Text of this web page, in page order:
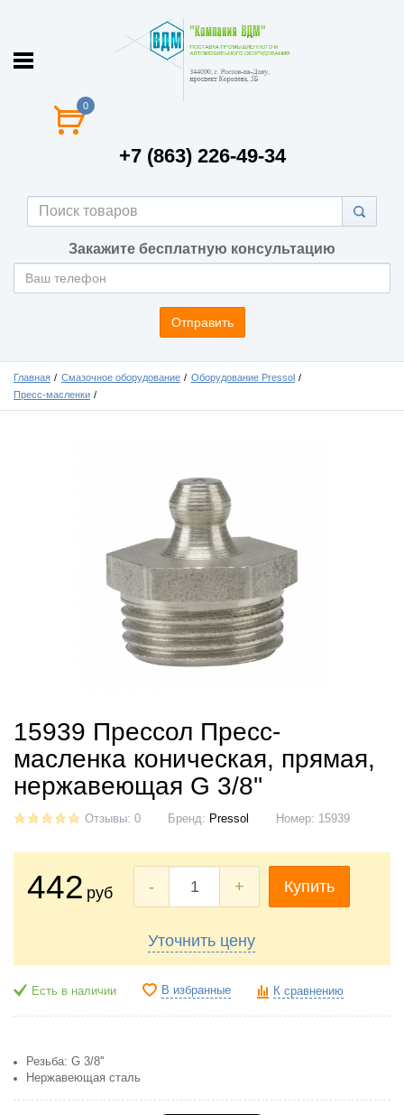
0
+7 (863) 226-49-34
Закажите бесплатную консультацию
Отправить
Главная Смазочное оборудование
Оборудование Pressol
Пресс-масленки
15939 Прессол Пресс-
масленка коническая, прямая,
нержавеющая G 3/8''
Отзывы: 0 Бренд: Pressol Номер: 15939
442 руб - + Купить
Уточнить цену
Есть в наличии В избранные К сравнению
Резьба: G 3/8''
Нержавеющая сталь